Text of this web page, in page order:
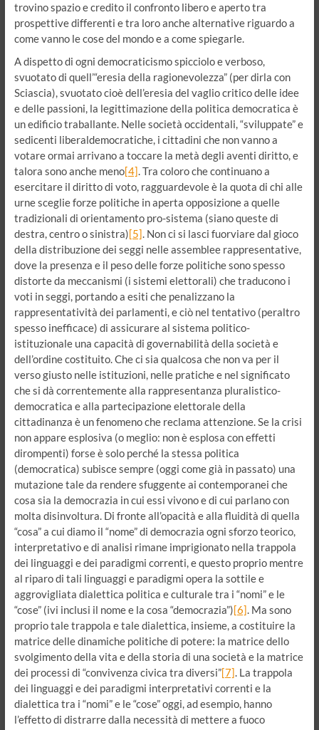
trovino spazio e credito il confronto libero e aperto tra
prospettive differenti e tra loro anche alternative riguardo a
come vanno le cose del mondo e a come spiegarle.
A dispetto di ogni democraticismo spicciolo e verboso,
svuotato di quell’“eresia della ragionevolezza” (per dirla con
Sciascia), svuotato cioè dell’eresia del vaglio critico delle idee
e delle passioni, la legittimazione della politica democratica è
un edificio traballante. Nelle società occidentali, “sviluppate” e
sedicenti liberaldemocratiche, i cittadini che non vanno a
votare ormai arrivano a toccare la metà degli aventi diritto, e
talora sono anche meno[4]. Tra coloro che continuano a
esercitare il diritto di voto, ragguardevole è la quota di chi alle
urne sceglie forze politiche in aperta opposizione a quelle
tradizionali di orientamento pro-sistema (siano queste di
destra, centro o sinistra)[5]. Non ci si lasci fuorviare dal gioco
della distribuzione dei seggi nelle assemblee rappresentative,
dove la presenza e il peso delle forze politiche sono spesso
distorte da meccanismi (i sistemi elettorali) che traducono i
voti in seggi, portando a esiti che penalizzano la
rappresentatività dei parlamenti, e ciò nel tentativo (peraltro
spesso inefficace) di assicurare al sistema politico-
istituzionale una capacità di governabilità della società e
dell’ordine costituito. Che ci sia qualcosa che non va per il
verso giusto nelle istituzioni, nelle pratiche e nel significato
che si dà correntemente alla rappresentanza pluralistico-
democratica e alla partecipazione elettorale della
cittadinanza è un fenomeno che reclama attenzione. Se la crisi
non appare esplosiva (o meglio: non è esplosa con effetti
dirompenti) forse è solo perché la stessa politica
(democratica) subisce sempre (oggi come già in passato) una
mutazione tale da rendere sfuggente ai contemporanei che
cosa sia la democrazia in cui essi vivono e di cui parlano con
molta disinvoltura. Di fronte all’opacità e alla fluidità di quella
“cosa” a cui diamo il “nome” di democrazia ogni sforzo teorico,
interpretativo e di analisi rimane imprigionato nella trappola
dei linguaggi e dei paradigmi correnti, e questo proprio mentre
al riparo di tali linguaggi e paradigmi opera la sottile e
aggrovigliata dialettica politica e culturale tra i “nomi” e le
“cose” (ivi inclusi il nome e la cosa “democrazia”)[6]. Ma sono
proprio tale trappola e tale dialettica, insieme, a costituire la
matrice delle dinamiche politiche di potere: la matrice dello
svolgimento della vita e della storia di una società e la matrice
dei processi di “convivenza civica tra diversi”[7]. La trappola
dei linguaggi e dei paradigmi interpretativi correnti e la
dialettica tra i “nomi” e le “cose” oggi, ad esempio, hanno
l’effetto di distrarre dalla necessità di mettere a fuoco